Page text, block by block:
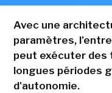
Avec une
paramètres,
peut exécuter des
longues périodes
d'autonomie.